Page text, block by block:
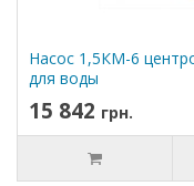
Насос 1,5КМ-6
для воды
15 842 грн.